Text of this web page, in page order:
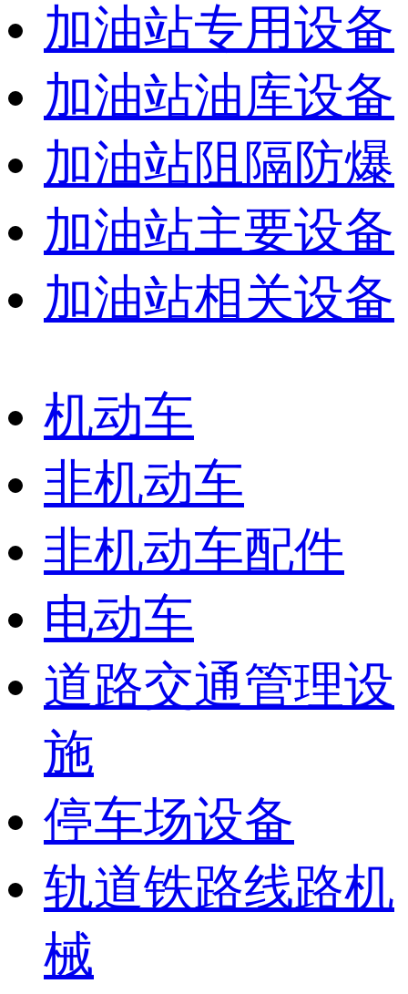
加油站专用设备
加油站油库设备
加油站阻隔防爆
加油站主要设备
加油站相关设备
机动车
非机动车
非机动车配件
电动车
道路交通管理设
施
停车场设备
轨道铁路线路机
械